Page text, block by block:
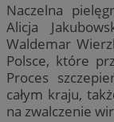
Naczelna
Alicja
Waldemar
Polsce, które
Proces
całym kraju,
na zwalczenie